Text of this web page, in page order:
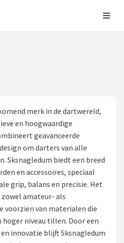
merk in de dartwereld,
en hoogwaardige
geavanceerde
om darters van alle
Sksnagledum biedt een breed
en accessoires, speciaal
grip, balans en precisie. Het
amateur- als
voorzien van materialen die
niveau tillen. Door een
innovatie blijft Sksnagledum